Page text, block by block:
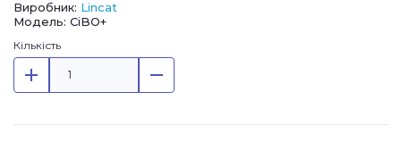
Виробник: Lincat
Модель: CiBO+
Кількість